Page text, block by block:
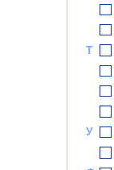
Т
У